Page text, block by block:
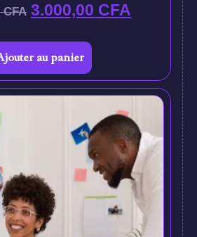
CFA 3.000,00 CFA
au panier